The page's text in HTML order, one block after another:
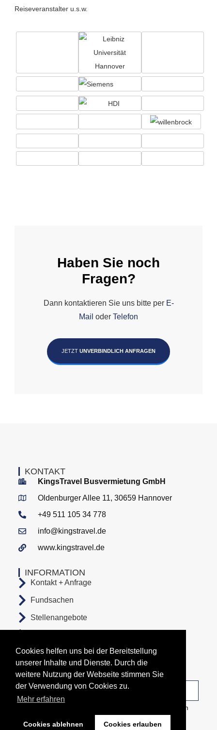
Cookies helfen uns bei der Bereitstellung
unserer Inhalte und Dienste. Durch die
weitere Nutzung der Webseite stimmen Sie
der Verwendung von Cookies zu.
Mehr erfahren
Cookies ablehnen Cookies erlauben
Reiseveranstalter u.s.w.
Haben Sie noch
Fragen?
Dann kontaktieren Sie uns bitte per E-
Mail oder Telefon
JETZT UNVERBINDLICH ANFRAGEN
Copyright All Rights Reserved © 2026 Busunternehmen
KingsTravel
Unsere Abfahrtsorte
INFORMATION
Kontakt + Anfrage
Fundsachen
Stellenangebote
Datenschutz
KONTAKT
KingsTravel Busvermietung GmbH
Oldenburger Allee 11, 30659 Hannover
+49 511 105 34 778
info@kingstravel.de
www.kingstravel.de